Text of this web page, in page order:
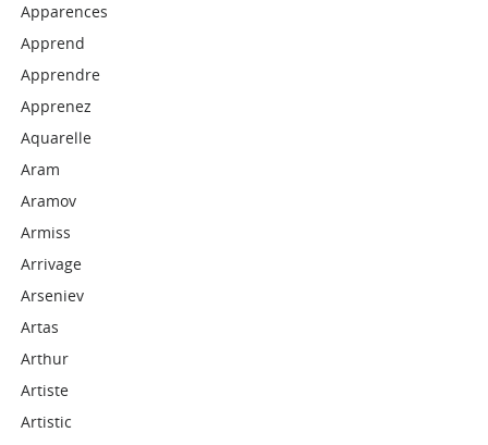
Apparences
Apprend
Apprendre
Apprenez
Aquarelle
Aram
Aramov
Armiss
Arrivage
Arseniev
Artas
Arthur
Artiste
Artistic